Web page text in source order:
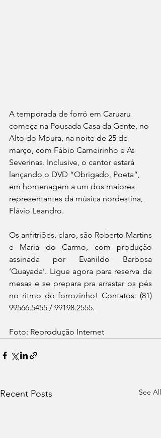
A temporada de forró em Caruaru
começa na Pousada Casa da Gente, no
Alto do Moura, na noite de 25 de
março, com Fábio Carneirinho e As
Severinas. Inclusive, o cantor estará
lançando o DVD “Obrigado, Poeta”,
em homenagem a um dos maiores
representantes da música nordestina,
Flávio Leandro.
Os anfitriões, claro, são Roberto Martins
e Maria do Carmo, com produção
assinada por Evanildo Barbosa
‘Quayada’. Ligue agora para reserva de
mesas e se prepara pra arrastar os pés
no ritmo do forrozinho! Contatos: (81)
99566.5455 / 99198.2555.
Foto: Reprodução Internet
Recent Posts See All